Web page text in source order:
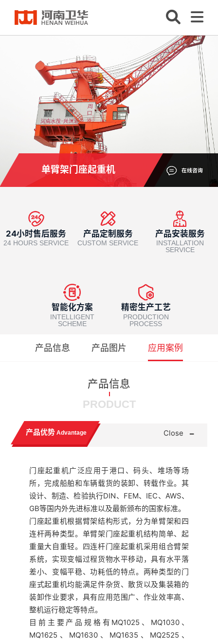
单臂架门座起重机 在线咨询
24小时售后服务
24 HOURS SERVICE
产品定制服务
CUSTOM SERVICE
产品安装服务
INSTALLATION
SERVICE
智能化方案
INTELLIGENT
SCHEME
精密生产工艺
PRODUCTION
PROCESS
产品信息 产品图片 应用案例
产品信息
PRODUCT
产品优势 Advantage Close -
门座起重机广泛应用于港口、码头、堆场等场
所，完成船舶和车辆载货的装卸、转载作业。其
设计、制造、检验执行DIN、FEM、IEC、AWS、
GB等国内外先进标准以及最新颁布的国家标准。
门座起重机根据臂架结构形式，分为单臂架和四
连杆两种类型。单臂架门座起重机结构简单、起
重量大自重轻。四连杆门座起重机采用组合臂架
系统，实现变幅过程货物水平移动，具有水平落
差小、变幅平稳、功耗低的特点。两种类型的门
座式起重机均能满足件杂货、散货以及集装箱的
装卸作业要求，具有应用范围广、作业效率高、
整机运行稳定等特点。
目前主要产品规格有MQ1025、MQ1030、
MQ1625、MQ1630、MQ1635、MQ2525、